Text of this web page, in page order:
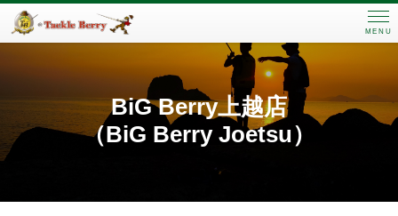
MENU
BiG Berry上越店
（BiG Berry Joetsu）